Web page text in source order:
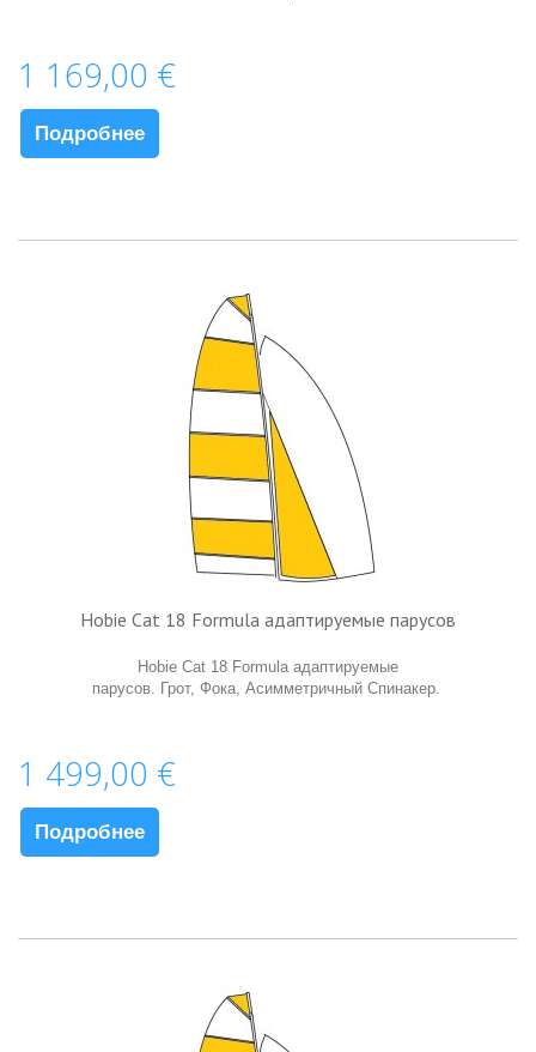
1 169,00 €
Подробнее
Hobie Cat 18 Formula адаптируемые парусов
Hobie Cat 18 Formula адаптируемые
парусов. Грот, Фока, Aсимметричный Спинакер.
1 499,00 €
Подробнее